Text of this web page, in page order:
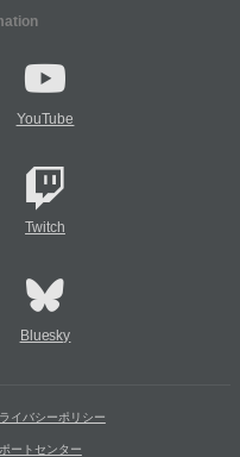
YouTube
Twitch
Bluesky
イバシーポリシー
ートセンター